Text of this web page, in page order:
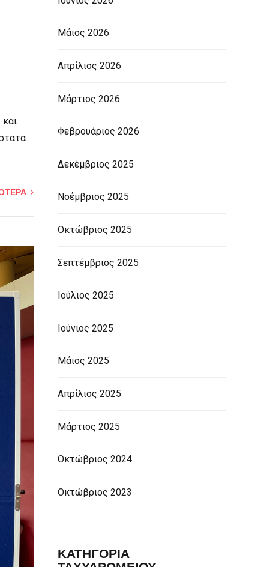
Μάιος 2026
Απρίλιος 2026
Μάρτιος 2026
Φεβρουάριος 2026
Δεκέμβριος 2025
Νοέμβριος 2025
Οκτώβριος 2025
Σεπτέμβριος 2025
Ιούλιος 2025
Ιούνιος 2025
Μάιος 2025
Απρίλιος 2025
Μάρτιος 2025
Οκτώβριος 2024
Οκτώβριος 2023
ΚΑΤΗΓΟΡΙΑ